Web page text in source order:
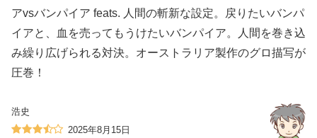
アvsバンパイア feats. 人間の斬新な設定。戻りたいバンパ
イアと、血を売ってもうけたいバンパイア。人間を巻き込
み繰り広げられる対決。オーストラリア製作のグロ描写が
圧巻！
浩史
2025年8月15日